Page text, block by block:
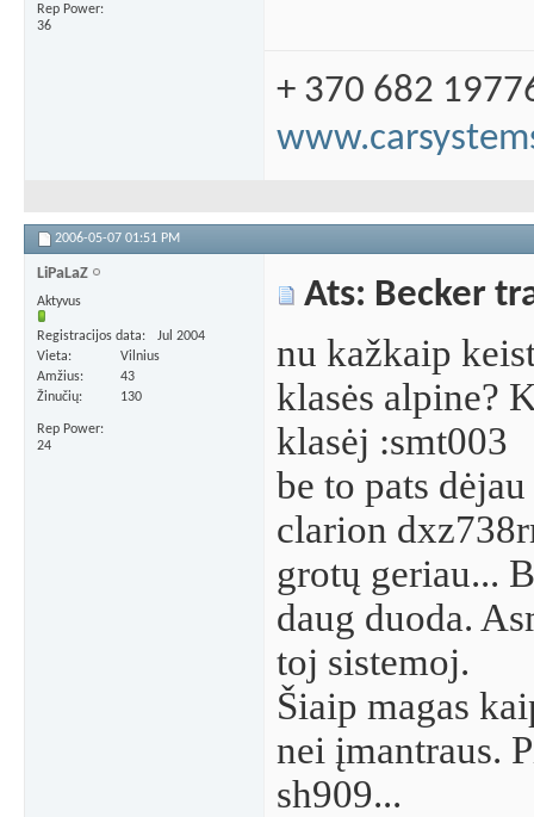
Rep Power
36
+ 370 682
2006-05-07 01:51 PM
LiPaLaZ
Aktyvus
Registracijos data
Jul 2004
Vieta
Vilnius
Amžius
43
Žinučių
130
Rep Power
24
Ats: Becker
nu kažkaip
klasės alpine?
klasėj :smt003
be to pats
clarion
grotų geriau...
daug duoda.
toj sistemoj.
Šiaip magas
nei įmantraus.
sh909...